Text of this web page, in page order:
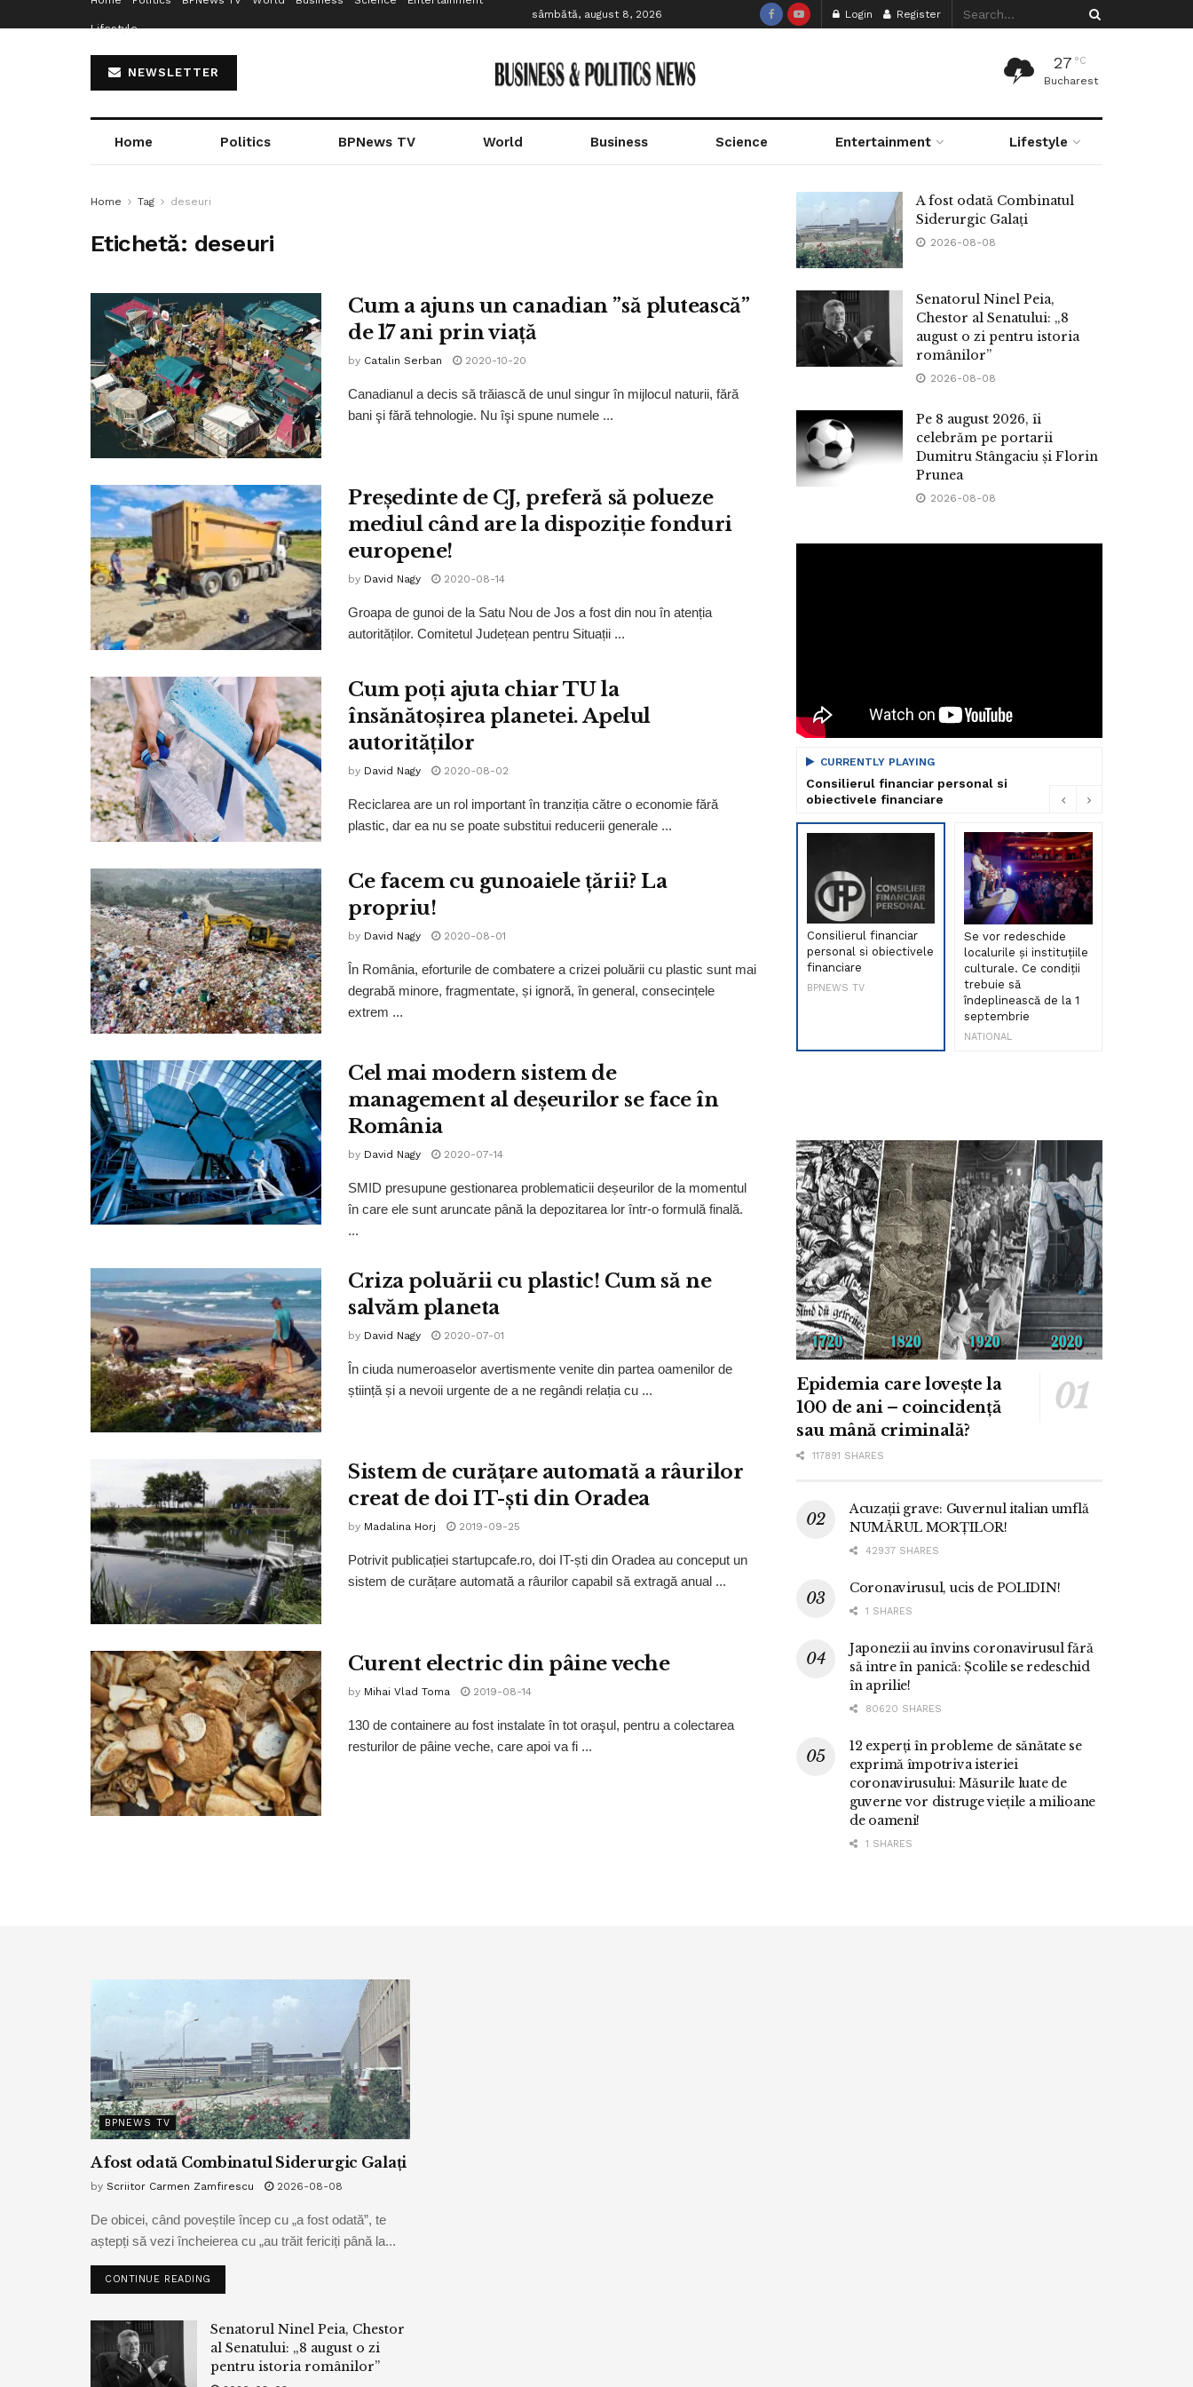
Lifestyle
sâmbătă, august 8, 2026 Login Register
NEWSLETTER
27 °C
Bucharest
Home Politics BPNews TV World Business Science Entertainment Lifestyle
Home Tag deseuri
Etichetă: deseuri
Cum a ajuns un canadian ”să plutească”
de 17 ani prin viață
by Catalin Serban 2020-10-20
Canadianul a decis să trăiască de unul singur în mijlocul naturii, fără
bani şi fără tehnologie. Nu îşi spune numele ...
Președinte de CJ, preferă să polueze
mediul când are la dispoziție fonduri
europene!
by David Nagy 2020-08-14
Groapa de gunoi de la Satu Nou de Jos a fost din nou în atenția
autorităților. Comitetul Județean pentru Situații ...
Cum poți ajuta chiar TU la
însănătoșirea planetei. Apelul
autorităților
by David Nagy 2020-08-02
Reciclarea are un rol important în tranziția către o economie fără
plastic, dar ea nu se poate substitui reducerii generale ...
Ce facem cu gunoaiele țării? La
propriu!
by David Nagy 2020-08-01
În România, eforturile de combatere a crizei poluării cu plastic sunt mai
degrabă minore, fragmentate, și ignoră, în general, consecințele
extrem ...
Cel mai modern sistem de
management al deșeurilor se face în
România
by David Nagy 2020-07-14
SMID presupune gestionarea problematicii deșeurilor de la momentul
în care ele sunt aruncate până la depozitarea lor într-o formulă finală.
...
Criza poluării cu plastic! Cum să ne
salvăm planeta
by David Nagy 2020-07-01
În ciuda numeroaselor avertismente venite din partea oamenilor de
știință și a nevoii urgente de a ne regândi relația cu ...
Sistem de curățare automată a râurilor
creat de doi IT-ști din Oradea
by Madalina Horj 2019-09-25
Potrivit publicației startupcafe.ro, doi IT-ști din Oradea au conceput un
sistem de curățare automată a râurilor capabil să extragă anual ...
Curent electric din pâine veche
by Mihai Vlad Toma 2019-08-14
130 de containere au fost instalate în tot oraşul, pentru a colectarea
resturilor de pâine veche, care apoi va fi ...
A fost odată Combinatul
Siderurgic Galați
2026-08-08
Senatorul Ninel Peia,
Chestor al Senatului: „8
august o zi pentru istoria
românilor”
2026-08-08
Pe 8 august 2026, îi
celebrăm pe portarii
Dumitru Stângaciu și Florin
Prunea
2026-08-08
CURRENTLY PLAYING
Consilierul financiar personal si
obiectivele financiare
Consilierul financiar
personal si obiectivele
financiare
BPNEWS TV
Se vor redeschide
localurile și instituțiile
culturale. Ce condiții
trebuie să
îndeplinească de la 1
septembrie
NATIONAL
Epidemia care lovește la
100 de ani – coincidență
sau mână criminală?
117891 SHARES
Acuzații grave: Guvernul italian umflă
NUMĂRUL MORȚILOR!
42937 SHARES
Coronavirusul, ucis de POLIDIN!
1 SHARES
Japonezii au învins coronavirusul fără
să intre în panică: Școlile se redeschid
în aprilie!
80620 SHARES
12 experți în probleme de sănătate se
exprimă împotriva isteriei
coronavirusului: Măsurile luate de
guverne vor distruge viețile a milioane
de oameni!
1 SHARES
BPNEWS TV
A fost odată Combinatul Siderurgic Galați
by Scriitor Carmen Zamfirescu 2026-08-08
De obicei, când poveștile încep cu „a fost odată”, te
aștepți să vezi încheierea cu „au trăit fericiți până la...
CONTINUE READING
Senatorul Ninel Peia, Chestor
al Senatului: „8 august o zi
pentru istoria românilor”